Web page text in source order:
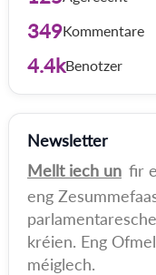
349Kommentare
4.4kBenotzer
Newsletter
Mellt iech un fir
eng
kréien. Eng
méiglech.